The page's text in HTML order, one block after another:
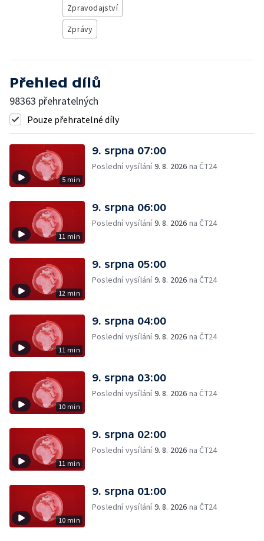
Zpravodajství
Zprávy
Přehled dílů
98363 přehratelných
Pouze přehratelné díly
5 min
9. srpna 07:00
Poslední vysílání9. 8. 2026 na ČT24
11 min
9. srpna 06:00
Poslední vysílání9. 8. 2026 na ČT24
12 min
9. srpna 05:00
Poslední vysílání9. 8. 2026 na ČT24
11 min
9. srpna 04:00
Poslední vysílání9. 8. 2026 na ČT24
10 min
9. srpna 03:00
Poslední vysílání9. 8. 2026 na ČT24
11 min
9. srpna 02:00
Poslední vysílání9. 8. 2026 na ČT24
10 min
9. srpna 01:00
Poslední vysílání9. 8. 2026 na ČT24